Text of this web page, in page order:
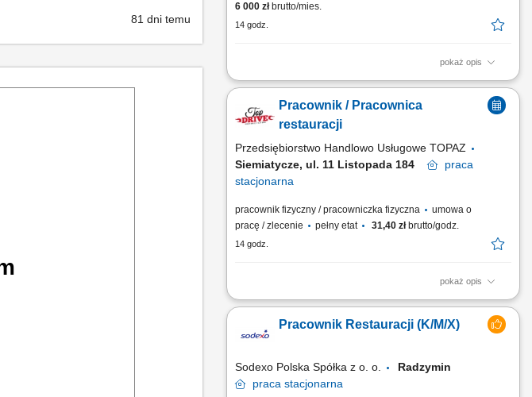
81 dni temu
6 000 złbrutto/mies.
14 godz.
pokaż opis
Nadzorowanie procesu wydawania dań oraz dbanie o wysoki
weryfikacja dostaw, rozliczenia finansowe oraz zamawianie
towaru. Kierowanie zespołem pracowników, w tym planowanie
pozytywnych,...
Pracownik / Pracownica
restauracji
Przedsiębiorstwo Handlowo Usługowe TOPAZ
Siemiatycze, ul. 11 Listopada 184
praca
stacjonarna
pracownik fizyczny / pracowniczka fizyczna
umowa o
pracę / zlecenie
pełny etat 31,40 złbrutto/godz.
14 godz.
pokaż opis
Twoje główne zadania: zapewnienie profesjonalnej obsługi i
budowanie pozytywnych relacji z Klientami; przygotowywanie
potraw Top Drive zgodnie ze standardami restauracji; dbałość
o porządek i czystość na stanowisku pracy; obsługa kasy
Pracownik Restauracji (K/M/X)
Sodexo Polska Spółka z o. o.
Radzymin
praca stacjonarna